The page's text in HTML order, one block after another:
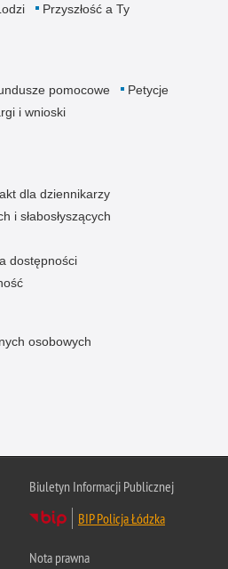
Przyszłość a Ty
pomocowe
Petycje
i wnioski
dla dziennikarzy
i słabosłyszących
dostępności
osobowych
Biuletyn Informacji Publicznej
BIP Policja Łódzka
Nota prawna